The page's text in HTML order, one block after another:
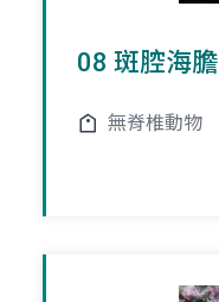
08 斑腔海膽
無脊椎動物